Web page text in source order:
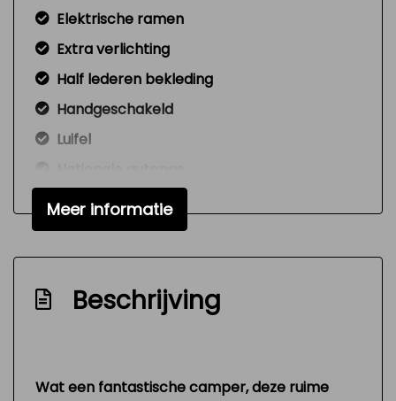
Elektrische ramen
Extra verlichting
Half lederen bekleding
Handgeschakeld
Luifel
Nw model
Radio cd-speler
Signaal vergeten verlichting
Toilet
Versnellingspook op dashboard
Zeer mooie en technisch goed
Meer informatie
Beschrijving
Wat een fantastische camper, deze ruime